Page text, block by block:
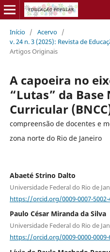
Início / Acervo /
v. 24 n. 3 (2025): Revista de
Artigos Originais
A capoeira no
“Lutas” da
Curricular
compreensão de docentes e
zona norte do Rio de Janeiro
Abaeté Strino Dalto
Universidade Federal do Rio de
https://orcid.org/0009-0007-5002-
Paulo César Miranda da Silva
Universidade Federal do Rio de
https://orcid.org/0009-0000-0009-